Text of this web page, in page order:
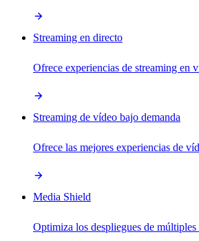
Streaming en directo
Ofrece experiencias de streaming en
Streaming de vídeo bajo demanda
Ofrece las mejores experiencias de
Media Shield
Optimiza los despliegues de